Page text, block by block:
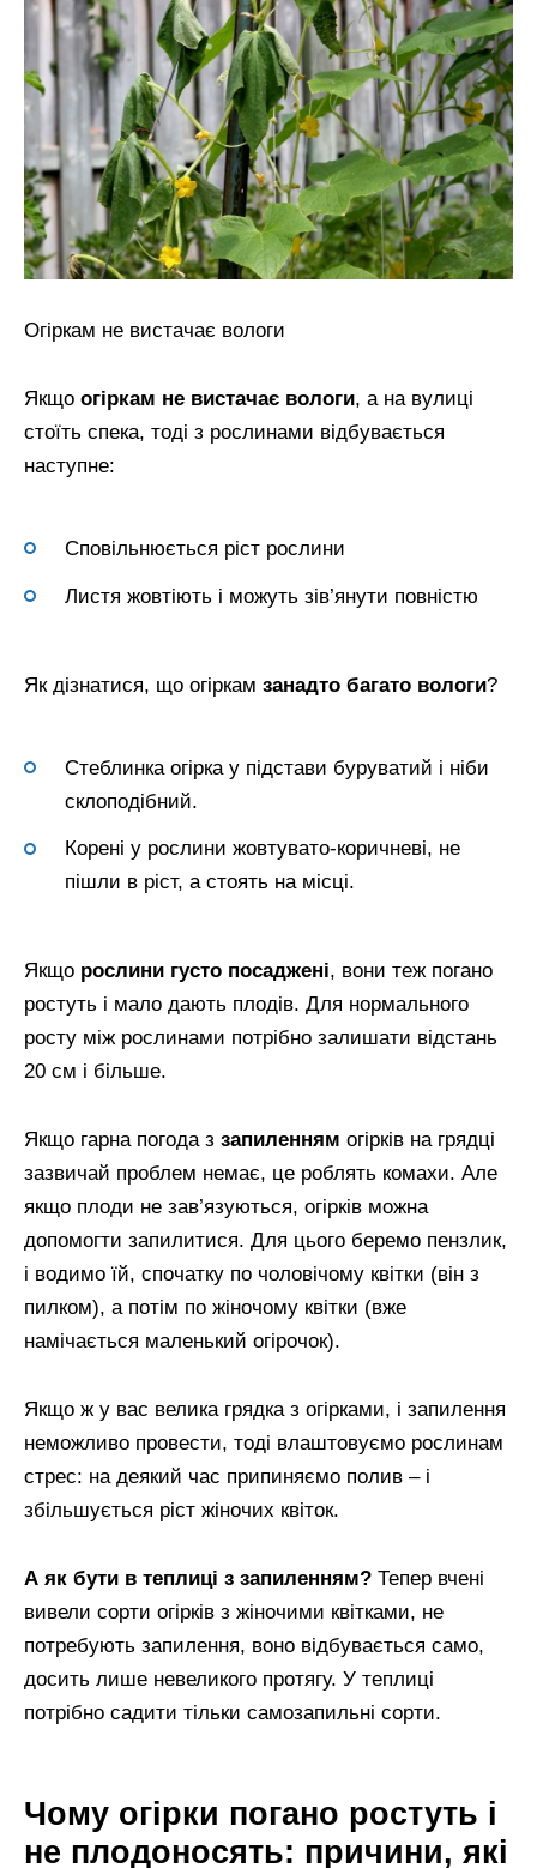
Огіркам не вистачає вологи
Якщо огіркам не вистачає вологи, а на вулиці
стоїть спека, тоді з рослинами відбувається
наступне:
Сповільнюється ріст рослини
Листя жовтіють і можуть зів’янути повністю
Як дізнатися, що огіркам занадто багато вологи?
Стеблинка огірка у підстави буруватий і ніби
склоподібний.
Корені у рослини жовтувато-коричневі, не
пішли в ріст, а стоять на місці.
Якщо рослини густо посаджені, вони теж погано
ростуть і мало дають плодів. Для нормального
росту між рослинами потрібно залишати відстань
20 см і більше.
Якщо гарна погода з запиленням огірків на грядці
зазвичай проблем немає, це роблять комахи. Але
якщо плоди не зав’язуються, огірків можна
допомогти запилитися. Для цього беремо пензлик,
і водимо їй, спочатку по чоловічому квітки (він з
пилком), а потім по жіночому квітки (вже
намічається маленький огірочок).
Якщо ж у вас велика грядка з огірками, і запилення
неможливо провести, тоді влаштовуємо рослинам
стрес: на деякий час припиняємо полив – і
збільшується ріст жіночих квіток.
А як бути в теплиці з запиленням? Тепер вчені
вивели сорти огірків з жіночими квітками, не
потребують запилення, воно відбувається само,
досить лише невеликого протягу. У теплиці
потрібно садити тільки самозапильні сорти.
Чому огірки погано ростуть і
не плодоносять: причини, які